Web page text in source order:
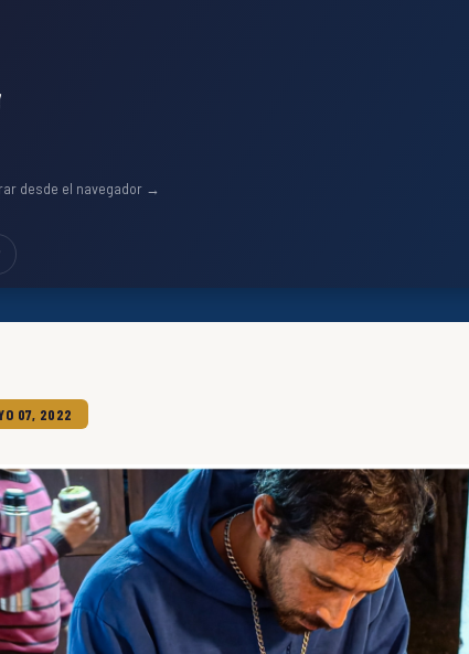
desde el navegador →
07, 2022